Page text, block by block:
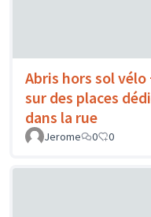
Abris hors sol
sur des places
dans la rue
Jerome 0 0